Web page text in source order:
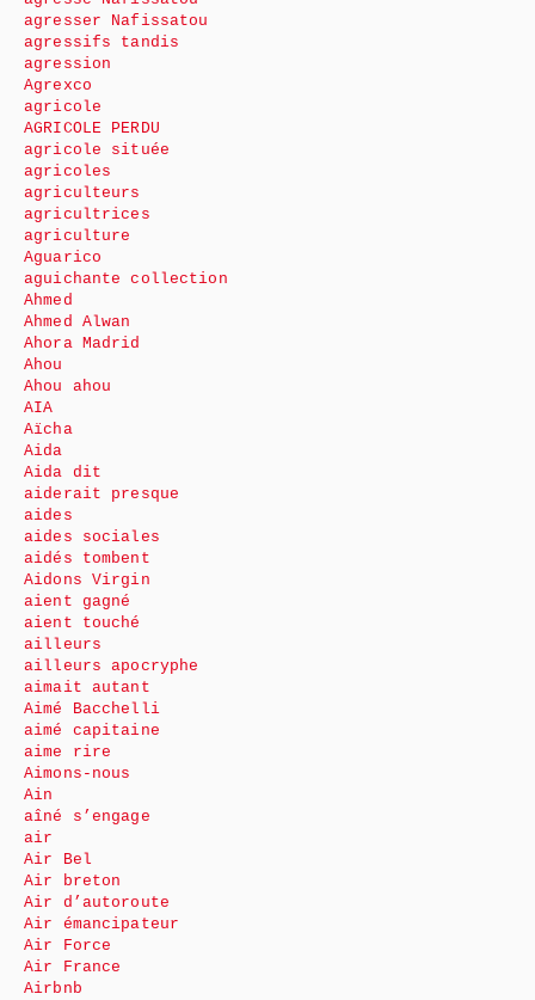
agresser Nafissatou
agressifs tandis
agression
Agrexco
agricole
AGRICOLE PERDU
agricole située
agricoles
agriculteurs
agricultrices
agriculture
Aguarico
aguichante collection
Ahmed
Ahmed Alwan
Ahora Madrid
Ahou
Ahou ahou
AIA
Aïcha
Aida
Aida dit
aiderait presque
aides
aides sociales
aidés tombent
Aidons Virgin
aient gagné
aient touché
ailleurs
ailleurs apocryphe
aimait autant
Aimé Bacchelli
aimé capitaine
aime rire
Aimons-nous
Ain
aîné s’engage
air
Air Bel
Air breton
Air d’autoroute
Air émancipateur
Air Force
Air France
Airbnb